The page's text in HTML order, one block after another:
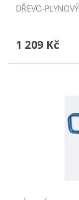
DŘEVO-
1 209 Kč